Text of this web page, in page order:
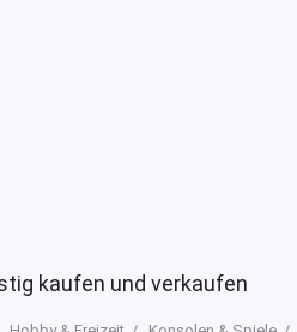
kaufen und verkaufen